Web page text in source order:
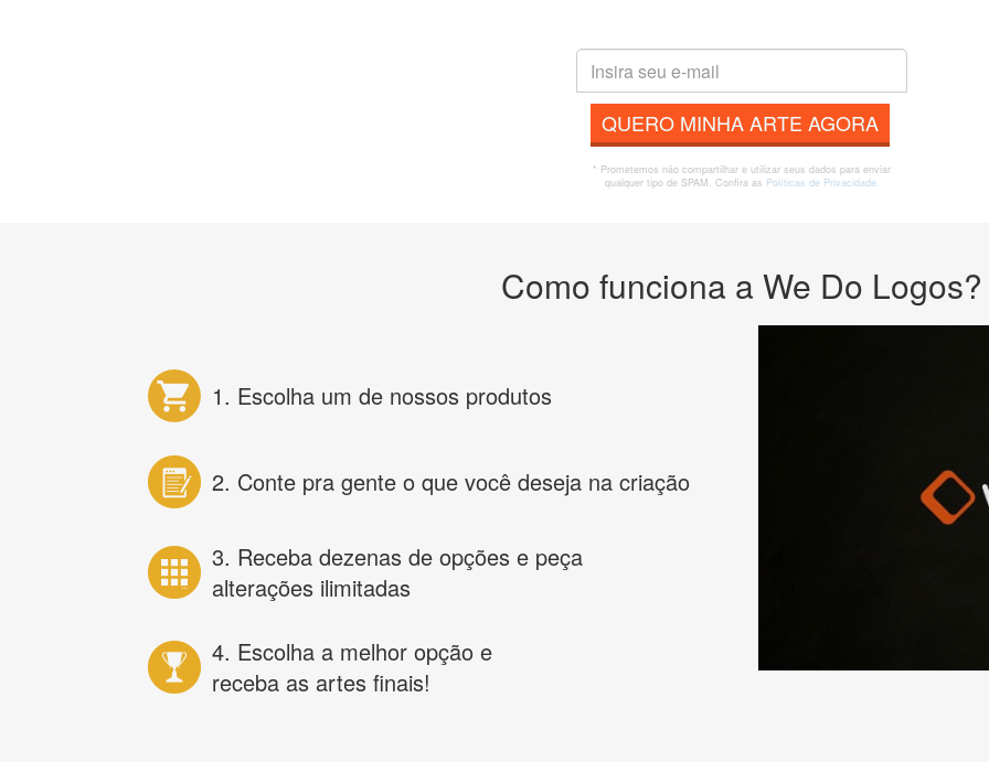
QUERO MINHA ARTE AGORA
* Prometemos não compartilhar e utilizar seus dados para enviar
qualquer tipo de SPAM. Confira as Políticas de Privacidade.
Como funciona a We Do Logos?
1. Escolha um de nossos produtos
2. Conte pra gente o que você deseja na criação
3. Receba dezenas de opções e peça
alterações ilimitadas
4. Escolha a melhor opção e
receba as artes finais!